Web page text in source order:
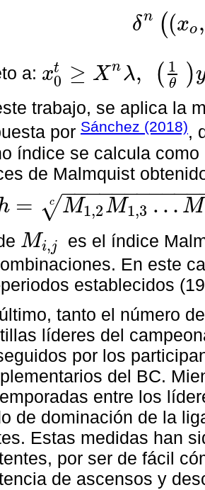
δn ((xo,
δn yo t= minθ ,
a: xt
0 ≥ X nλ, ( 1
θ )
x0t≥X λ, 1 y0t≤ λ,L ≤ U λ≥
trabajo, se aplica la
por Sánchez (2018),
índice se calcula
de Malmquist
= M1,2M1,3 … M
−−−−−−−−−−−
√
c
1,2 M1,3 … M1 ,n M2,3 M2,4… M ,n … Mn -2 ,n -1
Mi,j
Mi,j
es el índice
En este
establecidos
tanto el número
líderes del
por los
del BC.
entre los
de dominación de la
Estas medidas han
por ser de fácil
de ascensos y